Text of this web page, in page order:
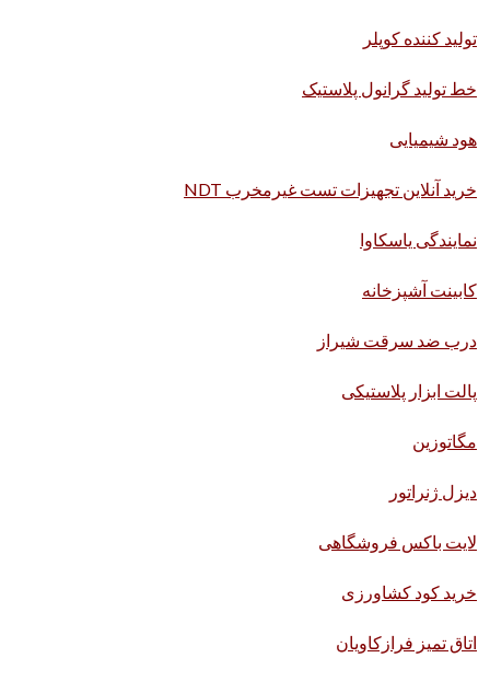
تولید کننده کوپلر
خط تولید گرانول پلاستیک
هود شیمیایی
خرید آنلاین تجهیزات تست غیرمخرب NDT
نمایندگی یاسکاوا
کابینت آشپزخانه
درب ضد سرقت شیراز
پالت ابزار پلاستیکی
مگاتوزین
دیزل ژنراتور
لایت باکس فروشگاهی
خرید کود کشاورزی
اتاق تمیز فرازکاویان